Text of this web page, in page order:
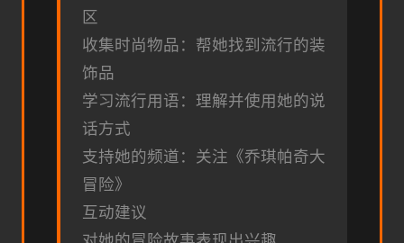
区
收集时尚物品：帮她找到流行的装
饰品
学习流行用语：理解并使用她的说
话方式
支持她的频道：关注《乔琪帕奇大
冒险》
互动建议